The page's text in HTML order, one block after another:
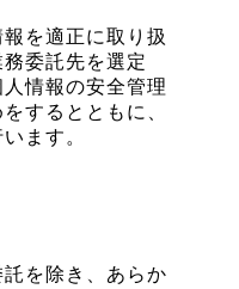
を適正に取り扱
委託先を選定
情報の安全管理
するとともに、
ます。
を除き、あらか